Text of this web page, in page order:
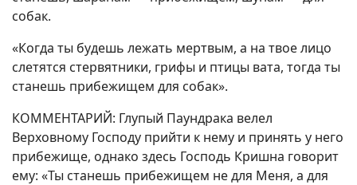
собак.
«Когда ты будешь лежать мертвым, а на твое лицо
слетятся стервятники, грифы и птицы вата, тогда ты
станешь прибежищем для собак».
КОММЕНТАРИЙ: Глупый Паундрака велел
Верховному Господу прийти к нему и принять у него
прибежище, однако здесь Господь Кришна говорит
ему: «Ты станешь прибежищем не для Меня, а для